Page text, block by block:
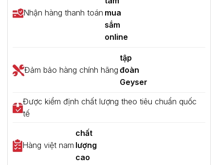
Nhận hàng thanh toán mua
sắm
online
Đảm bảo hàng chính hãng
tập
đoàn
Geyser
Được kiểm định chất lượng theo tiêu chuẩn quốc
tế
Hàng việt nam
chất
lượng
cao